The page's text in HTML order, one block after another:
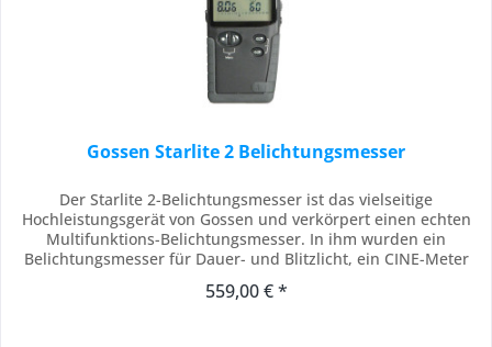
Gossen Starlite 2 Belichtungsmesser
Der Starlite 2-Belichtungsmesser ist das vielseitige
Hochleistungsgerät von Gossen und verkörpert einen echten
Multifunktions-Belichtungsmesser. In ihm wurden ein
Belichtungsmesser für Dauer- und Blitzlicht, ein CINE-Meter
Fotometrie vereint. Dabei wurde die Übersichtlichkeit der
559,00 € *